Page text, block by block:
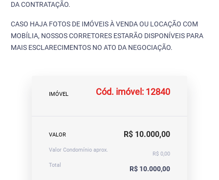
DA CONTRATAÇÃO.
CASO HAJA FOTOS DE IMÓVEIS À VENDA OU LOCAÇÃO COM
MOBÍLIA, NOSSOS CORRETORES ESTARÃO DISPONÍVEIS PARA
MAIS ESCLARECIMENTOS NO ATO DA NEGOCIAÇÃO.
IMÓVEL Cód. imóvel: 12840
VALOR R$ 10.000,00
Valor Condomínio aprox.
R$ 0,00
Total
R$ 10.000,00